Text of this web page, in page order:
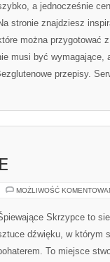
a jednocześnie
stronie znajdziesz
można przygotować
musi być wymagające,
przepisy.
MOŻLIWOŚĆ
Skrzypce to
dźwięku, w którym
To miejsce